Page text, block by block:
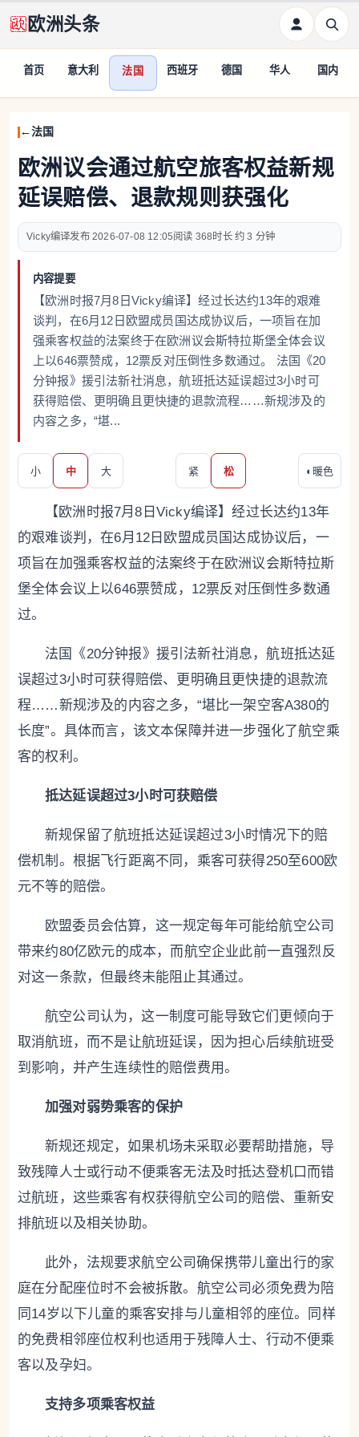
欧洲头条
首页 意大利 法国 西班牙 德国 华人 国内
法国
欧洲议会通过航空旅客权益新规
延误赔偿、退款规则获强化
Vicky编译 2026-07-08 12:05 368 约 3 分钟
内容提要
【欧洲时报7月8日Vicky编译】经过长达约13年的艰难
谈判，在6月12日欧盟成员国达成协议后，一项旨在加
强乘客权益的法案终于在欧洲议会斯特拉斯堡全体会议
上以646票赞成，12票反对压倒性多数通过。 法国《20
分钟报》援引法新社消息，航班抵达延误超过3小时可
获得赔偿、更明确且更快捷的退款流程……新规涉及的
内容之多，“堪...
小 中 大 紧 松 ◐ 暖色
【欧洲时报7月8日Vicky编译】经过长达约13年
的艰难谈判，在6月12日欧盟成员国达成协议后，一
项旨在加强乘客权益的法案终于在欧洲议会斯特拉斯
堡全体会议上以646票赞成，12票反对压倒性多数通
过。
法国《20分钟报》援引法新社消息，航班抵达延
误超过3小时可获得赔偿、更明确且更快捷的退款流
程……新规涉及的内容之多，“堪比一架空客A380的
长度”。具体而言，该文本保障并进一步强化了航空乘
客的权利。
抵达延误超过3小时可获赔偿
新规保留了航班抵达延误超过3小时情况下的赔
偿机制。根据飞行距离不同，乘客可获得250至600欧
元不等的赔偿。
欧盟委员会估算，这一规定每年可能给航空公司
带来约80亿欧元的成本，而航空企业此前一直强烈反
对这一条款，但最终未能阻止其通过。
航空公司认为，这一制度可能导致它们更倾向于
取消航班，而不是让航班延误，因为担心后续航班受
到影响，并产生连续性的赔偿费用。
加强对弱势乘客的保护
新规还规定，如果机场未采取必要帮助措施，导
致残障人士或行动不便乘客无法及时抵达登机口而错
过航班，这些乘客有权获得航空公司的赔偿、重新安
排航班以及相关协助。
此外，法规要求航空公司确保携带儿童出行的家
庭在分配座位时不会被拆散。航空公司必须免费为陪
同14岁以下儿童的乘客安排与儿童相邻的座位。同样
的免费相邻座位权利也适用于残障人士、行动不便乘
客以及孕妇。
支持多项乘客权益